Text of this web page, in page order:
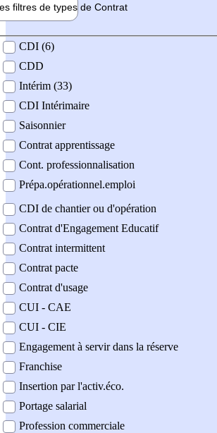
filtres de types de Contrat
contrat
CDI (6)
CDD
Intérim (33)
CDI Intérimaire
Saisonnier
Contrat apprentissage
Cont. professionnalisation
Prépa.opérationnel.emploi
CDI de chantier ou d'opération
Contrat d'Engagement Educatif
Contrat intermittent
Contrat pacte
Contrat d'usage
CUI - CAE
CUI - CIE
Engagement à servir dans la réserve
Franchise
Insertion par l'activ.éco.
Portage salarial
Profession commerciale